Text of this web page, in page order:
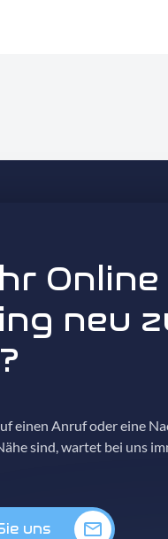
Online
neu
einen Anruf oder eine
sind, wartet bei uns
uns